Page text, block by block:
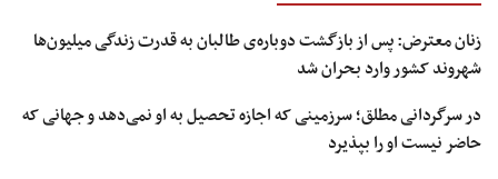
زنان معترض: پس از بازگشت دوباره‌ی طالبان به قدرت زندگی میلیون‌ها
شهروند کشور وارد بحران شد
در سرگردانی مطلق؛ سرزمینی که اجازه تحصیل به او نمی‌دهد و جهانی که
حاضر نیست او را بپذیرد